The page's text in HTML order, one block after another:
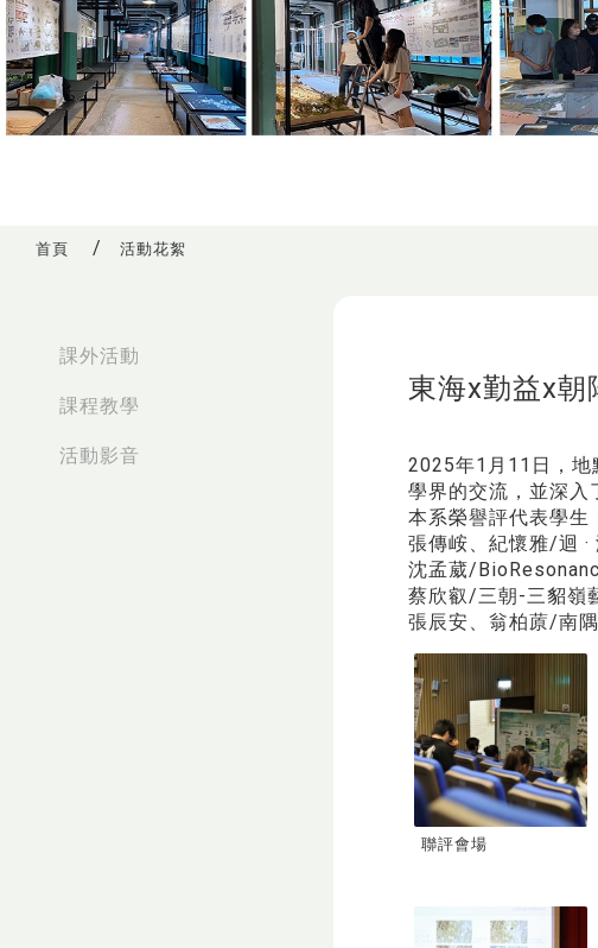
首頁 活動花絮
課外活動
課程教學
活動影音
東海x勤益x朝
2025年1月11日，地
學界的交流，並深入
本系榮譽評代表學生
張傳峖、紀懷雅/迴
沈孟葳/
蔡欣叡/三朝-三貂嶺
張辰安、翁柏蒝/南
聯評會場